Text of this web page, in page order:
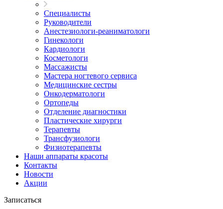
Специалисты
Руководители
Анестезиологи-реаниматологи
Гинекологи
Кардиологи
Косметологи
Массажисты
Мастера ногтевого сервиса
Медицинские сестры
Онкодерматологи
Ортопеды
Отделение диагностики
Пластические хирурги
Терапевты
Трансфузиологи
Физиотерапевты
Наши аппараты красоты
Контакты
Новости
Акции
Записаться